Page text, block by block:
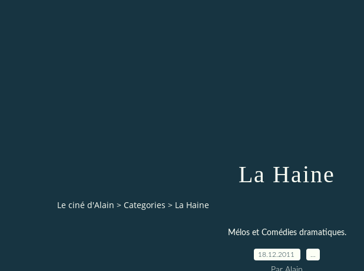
La Haine
Le ciné d'Alain > Categories > La Haine
Mélos et Comédies dramatiques.
18.12.2011